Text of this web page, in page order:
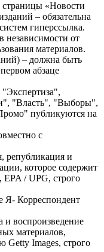
«Новости
– обязательна
гиперссылка.
независимости от
материалов.
– должна быть
абзаце
"Власть", "Выборы",
публикуются на
с
републикация и
которое содержит
/ UPG, строго
Я- Корреспондент
и воспроизведение
материалов,
Getty Images, строго